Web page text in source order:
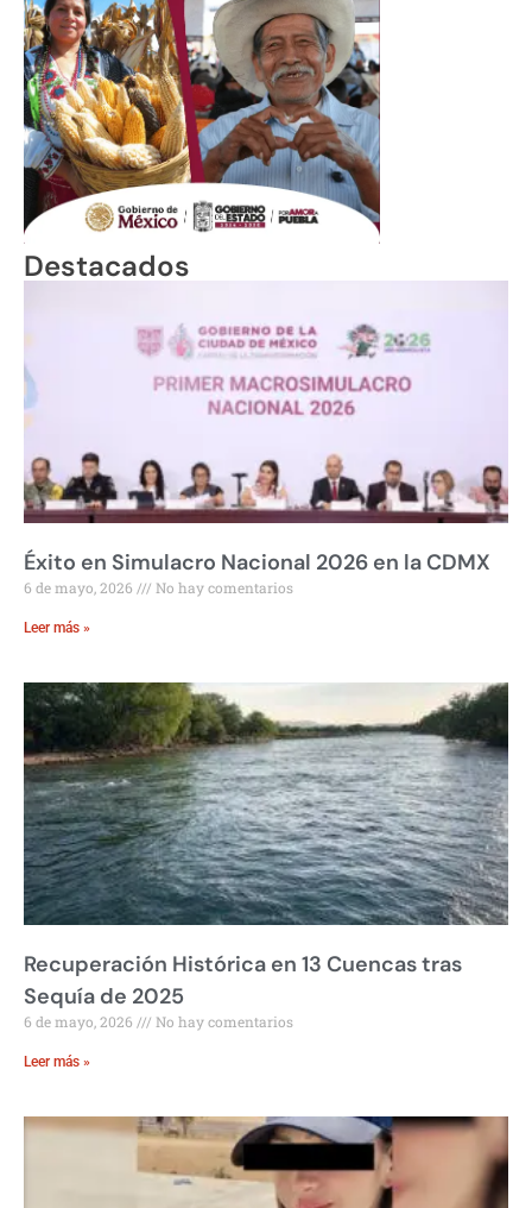
Destacados
Éxito en Simulacro Nacional 2026 en la CDMX
6 de mayo, 2026 No hay comentarios
Leer más »
Recuperación Histórica en 13 Cuencas tras
Sequía de 2025
6 de mayo, 2026 No hay comentarios
Leer más »